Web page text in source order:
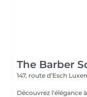
The Barber
147, route d’Esch
Découvrez l'élégance